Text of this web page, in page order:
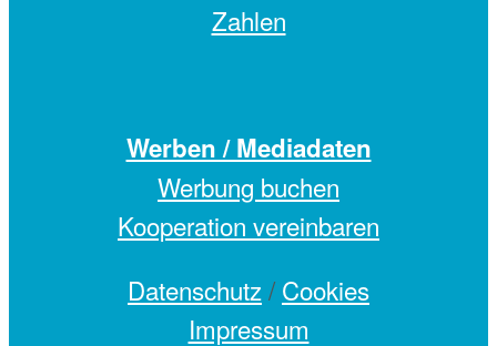
Zahlen
Werben / Mediadaten
Werbung buchen
Kooperation vereinbaren
Datenschutz/ Cookies
Impressum